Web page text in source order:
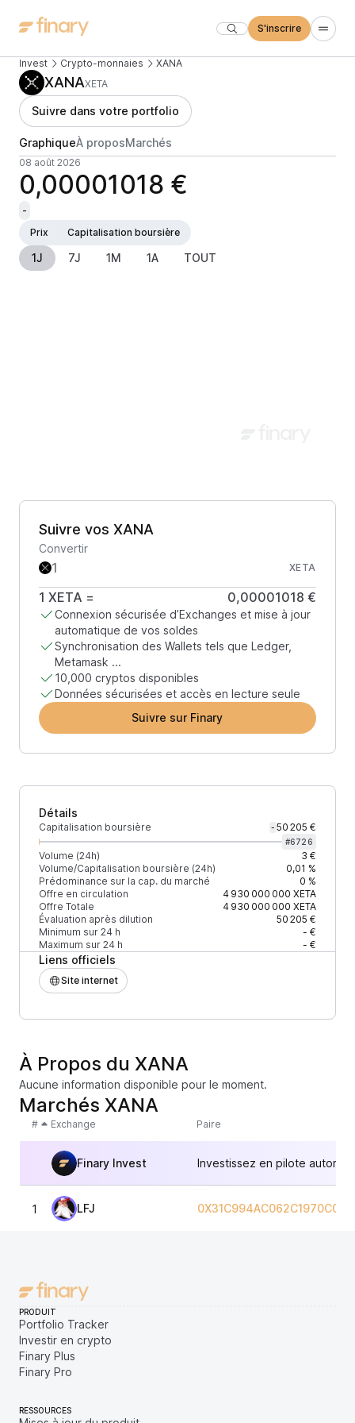
S'inscrire
Invest Crypto-monnaies XANA
XANAXETA
Suivre dans votre portfolio
GraphiqueÀ proposMarchés
08 août 2026
0,00001018 €
-
Prix
Capitalisation boursière
1J 7J 1M 1A TOUT
Suivre vos XANA
Convertir
XETA
1 XETA = 0,00001018 €
Connexion sécurisée d’Exchanges et mise à jour
automatique de vos soldes
Synchronisation des Wallets tels que Ledger,
Metamask ...
10,000 cryptos disponibles
Données sécurisées et accès en lecture seule
Suivre sur Finary
Détails
Capitalisation boursière - 50 205 €
#6726
Volume (24h)
3 €
Volume/Capitalisation boursière (24h)
0,01 %
Prédominance sur la cap. du marché
0 %
Offre en circulation
4 930 000 000 XETA
Offre Totale
4 930 000 000 XETA
Évaluation après dilution
50 205 €
Minimum sur 24 h
- €
Maximum sur 24 h
- €
Liens officiels
Site internet
À Propos du XANA
Aucune information disponible pour le moment.
Marchés XANA
# Exchange Paire
Finary Invest Investissez en pilote
1 LFJ
PRODUIT
Portfolio Tracker
Investir en crypto
Finary Plus
Finary Pro
RESSOURCES